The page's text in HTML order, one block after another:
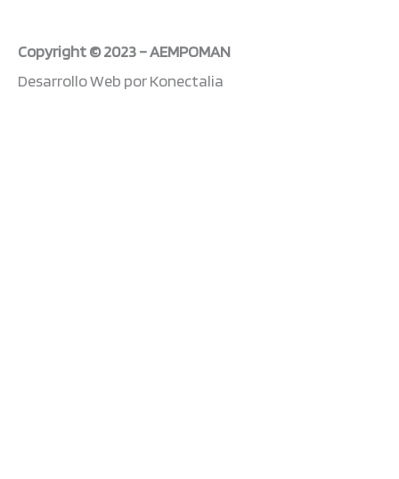
Copyright © 2023 – AEMPOMAN
Desarrollo Web por Konectalia